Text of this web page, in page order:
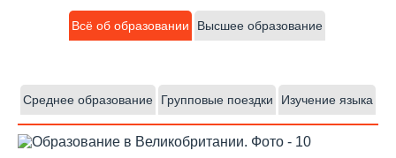
Всё об образовании Высшее образование
Среднее образование Групповые поездки Изучение языка